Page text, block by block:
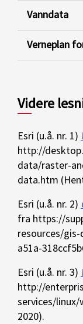
Vanndata
Verneplan
Videre
Esri (u.å. nr. 1)
http://
data/raster-
data.htm
Esri (u.å. nr. 2)
fra https://
resources/
a51a-
Esri (u.å. nr. 3)
http://
services/
2020).